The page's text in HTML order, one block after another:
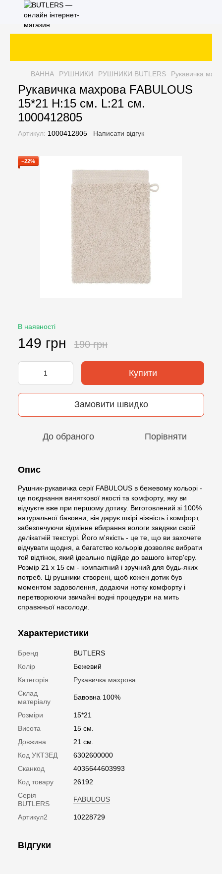
ВАННА РУШНИКИ РУШНИКИ BUTLERS Рукавичка
Рукавичка махрова FABULOUS
15*21 H:15 см. L:21 см.
1000412805
Артикул: 1000412805 Написати відгук
−22%
В наявності
149 грн 190 грн
Купити
Замовити швидко
До обраного Порівняти
Опис
Рушник-рукавичка серії FABULOUS в бежевому кольорі -
це поєднання виняткової якості та комфорту, яку ви
відчуєте вже при першому дотику. Виготовлений зі 100%
натуральної бавовни, він дарує шкірі ніжність і комфорт,
забезпечуючи відмінне вбирання вологи завдяки своїй
делікатній текстурі. Його м'якість - це те, що ви захочете
відчувати щодня, а багатство кольорів дозволяє вибрати
той відтінок, який ідеально підійде до вашого інтер'єру.
Розмір 21 х 15 см - компактний і зручний для будь-яких
потреб. Ці рушники створені, щоб кожен дотик був
моментом задоволення, додаючи нотку комфорту і
перетворюючи звичайні водні процедури на мить
справжньої насолоди.
Характеристики
Бренд
BUTLERS
Колір
Бежевий
Категорія
Рукавичка махрова
Склад
матеріалу
Бавовна 100%
Розміри
15*21
Висота
15 см.
Довжина
21 см.
Код УКТЗЕД
6302600000
Сканкод
4035644603993
Код товару
26192
Серія
BUTLERS
FABULOUS
Артикул2 10228729
Відгуки